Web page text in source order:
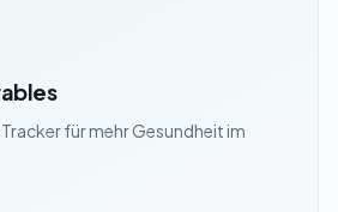
für mehr Gesundheit im